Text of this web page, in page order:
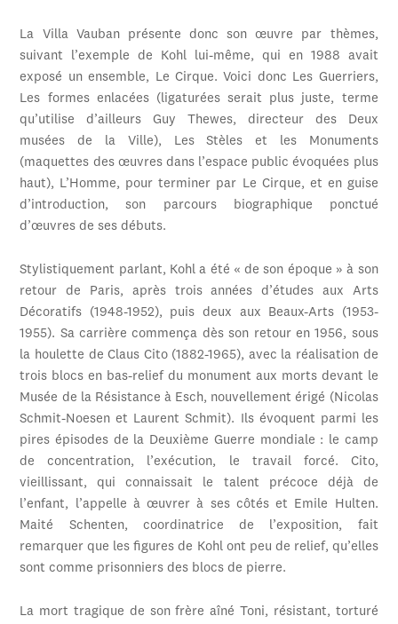
La Villa Vauban présente donc son œuvre par thèmes,
suivant l’exemple de Kohl lui-même, qui en 1988 avait
exposé un ensemble, Le Cirque. Voici donc Les Guerriers,
Les formes enlacées (ligaturées serait plus juste, terme
qu’utilise d’ailleurs Guy Thewes, directeur des Deux
musées de la Ville), Les Stèles et les Monuments
(maquettes des œuvres dans l’espace public évoquées plus
haut), L’Homme, pour terminer par Le Cirque, et en guise
d’introduction, son parcours biographique ponctué
d’œuvres de ses débuts.
Stylistiquement parlant, Kohl a été « de son époque » à son
retour de Paris, après trois années d’études aux Arts
Décoratifs (1948-1952), puis deux aux Beaux-Arts (1953-
1955). Sa carrière commença dès son retour en 1956, sous
la houlette de Claus Cito (1882-1965), avec la réalisation de
trois blocs en bas-relief du monument aux morts devant le
Musée de la Résistance à Esch, nouvellement érigé (Nicolas
Schmit-Noesen et Laurent Schmit). Ils évoquent parmi les
pires épisodes de la Deuxième Guerre mondiale : le camp
de concentration, l’exécution, le travail forcé. Cito,
vieillissant, qui connaissait le talent précoce déjà de
l’enfant, l’appelle à œuvrer à ses côtés et Emile Hulten.
Maité Schenten, coordinatrice de l’exposition, fait
remarquer que les figures de Kohl ont peu de relief, qu’elles
sont comme prisonniers des blocs de pierre.
La mort tragique de son frère aîné Toni, résistant, torturé